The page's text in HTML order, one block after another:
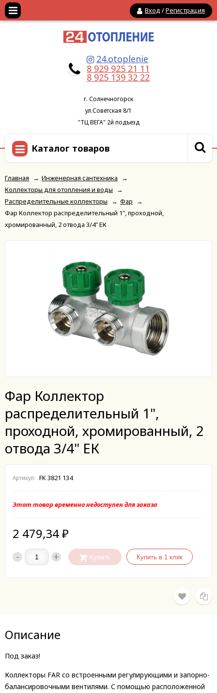
Вход /Регистрация
24.otoplenie
8 929 925 21 11
8 925 139 32 22
г. Солнечногорск
ул.Советская 8/1
"ТЦ ВЕГА" 2й подъезд
Каталог товаров
Главная → Инженерная сантехника
→
Коллекторы для отопления и воды
→
Распределительные коллекторы
→ Фар
→
Фар Коллектор распределительный 1", проходной,
хромированный, 2 отвода 3/4" ЕК
Фар Коллектор
распределительный 1",
проходной, хромированный, 2
отвода 3/4" ЕК
Артикул: FK 3821 134
Этот товар временно недоступен для заказа
2 479,34 ₽
- + Купить
Описание
Под заказ!
Коллекторы FAR со встроенными регулирующими и запорно-
балансировочными вентилями. С помощью расположенной